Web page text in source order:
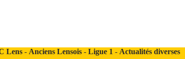
Lens- Anciens Lensois- Ligue 1 - Actualités diverses